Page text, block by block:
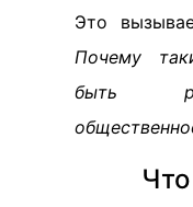
Это
Почему
быть